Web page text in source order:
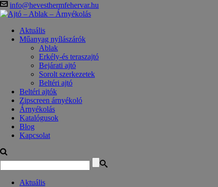
info@hevesthermfehervar.hu
Aktuális
Műanyag nyílászárók
Ablak
Erkély-és teraszajtó
Bejárati ajtó
Sorolt szerkezetek
Beltéri ajtó
Beltéri ajtók
Zipscreen árnyékoló
Árnyékolás
Katalógusok
Blog
Kapcsolat
Aktuális